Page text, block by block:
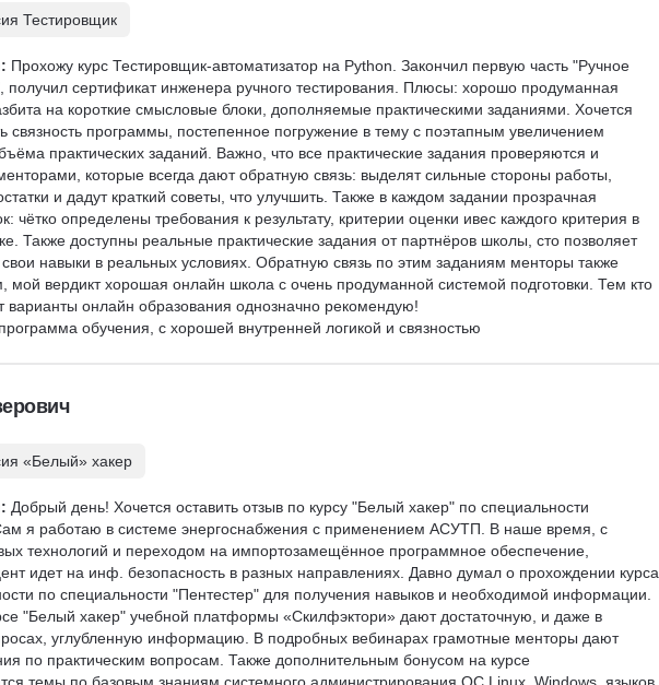
Тестировщик
Прохожу курс Тестировщик-автоматизатор на Python. Закончил первую часть "Ручное
получил сертификат инженера ручного тестирования. Плюсы: хорошо продуманная
на короткие смысловые блоки, дополняемые практическими заданиями. Хочется
связность программы, постепенное погружение в тему с поэтапным увеличением
практических заданий. Важно, что все практические задания проверяются и
которые всегда дают обратную связь: выделят сильные стороны работы,
и дадут краткий советы, что улучшить. Также в каждом задании прозрачная
чётко определены требования к результату, критерии оценки ивес каждого критерия в
Также доступны реальные практические задания от партнёров школы, сто позволяет
свои навыки в реальных условиях. Обратную связь по этим заданиям менторы также
мой вердикт хорошая онлайн школа с очень продуманной системой подготовки. Тем кто
варианты онлайн образования однозначно рекомендую!
обучения, с хорошей внутренней логикой и связностью
«Белый» хакер
Добрый день! Хочется оставить отзыв по курсу "Белый хакер" по специальности
я работаю в системе энергоснабжения с применением АСУТП. В наше время, с
технологий и переходом на импортозамещённое программное обеспечение,
идет на инф. безопасность в разных направлениях. Давно думал о прохождении курса
по специальности "Пентестер" для получения навыков и необходимой информации.
"Белый хакер" учебной платформы «Скилфэктори» дают достаточную, и даже в
углубленную информацию. В подробных вебинарах грамотные менторы дают
по практическим вопросам. Также дополнительным бонусом на курсе